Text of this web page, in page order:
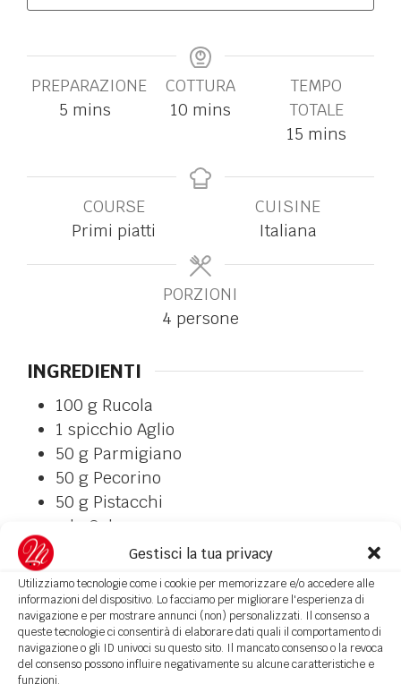
Gestisci la tua privacy
Utilizziamo tecnologie come i cookie per memorizzare e/o accedere alle
informazioni del dispositivo. Lo facciamo per migliorare l'esperienza di
navigazione e per mostrare annunci (non) personalizzati. Il consenso a
queste tecnologie ci consentirà di elaborare dati quali il comportamento di
navigazione o gli ID univoci su questo sito. Il mancato consenso o la revoca
del consenso possono influire negativamente su alcune caratteristiche e
funzioni.
PREPARAZIONE
5 mins
COTTURA
10 mins
TEMPO
TOTALE
15 mins
COURSE
Primi piatti
CUISINE
Italiana
PORZIONI
4 persone
INGREDIENTI
100 g Rucola
1 spicchio Aglio
50 g Parmigiano
50 g Pecorino
50 g Pistacchi
q.b.
Sale e pepe
Olio extravergine di oliva
q.b.
Basilico
qualche foglia
320 g pasta
COME SI PREPARA
Lavate e asciugate tamponandola con